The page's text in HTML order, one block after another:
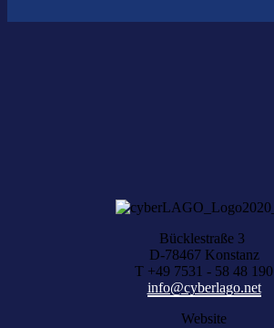
Bücklestraße 3
D-78467 Konstanz
T +49 7531 - 58 48 190
info@cyberlago.net
Website